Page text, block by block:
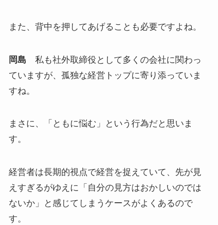
また、背中を押してあげることも必要ですよね。
岡島 私も社外取締役として多くの会社に関わっ
ていますが、孤独な経営トップに寄り添っていま
すね。
まさに、「ともに悩む」という行為だと思いま
す。
経営者は長期的視点で経営を捉えていて、先が見
えすぎるがゆえに「自分の見方はおかしいのでは
ないか」と感じてしまうケースがよくあるので
す。